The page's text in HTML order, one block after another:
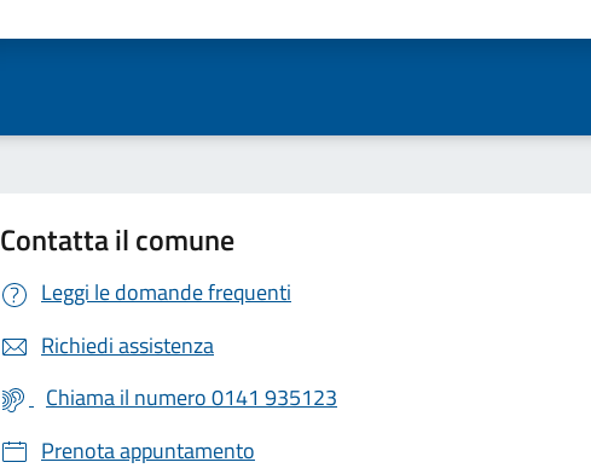
Contatta il comune
Leggi le domande frequenti
Richiedi assistenza
Chiama il numero 0141 935123
Prenota appuntamento